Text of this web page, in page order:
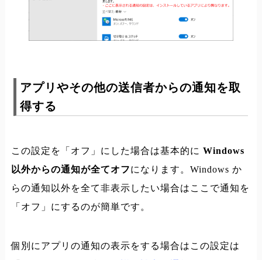
アプリやその他の送信者からの通知を取
得する
この設定を「オフ」にした場合は基本的に Windows
以外からの通知が全てオフになります。Windows か
らの通知以外を全て非表示したい場合はここで通知を
「オフ」にするのが簡単です。
個別にアプリの通知の表示をする場合はこの設定は